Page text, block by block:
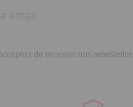
de recevoir nos